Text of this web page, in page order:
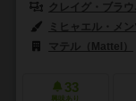
クレイグ・ブラ
ミヒャエル・メ
マテル（Mattel）
33
興味あり